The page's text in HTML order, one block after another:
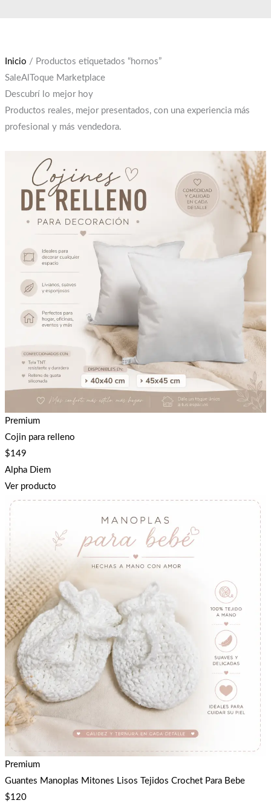
Inicio / Productos etiquetados “hornos”
SaleAlToque Marketplace
Descubrí lo mejor hoy
Productos reales, mejor presentados, con una experiencia más
profesional y más vendedora.
Premium
Cojin para relleno
$149
Alpha Diem
Ver producto
Premium
Guantes Manoplas Mitones Lisos Tejidos Crochet Para Bebe
$120
era:
$12,000.
es:
$10,000.